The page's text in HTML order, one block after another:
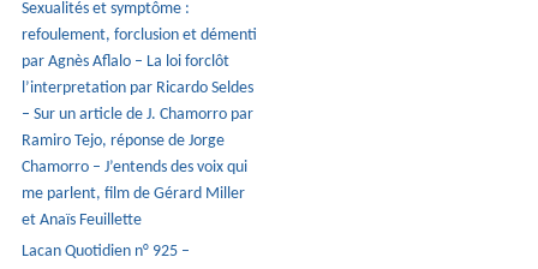
Sexualités et symptôme :
refoulement, forclusion et démenti
par Agnès Aflalo – La loi forclôt
l’interpretation par Ricardo Seldes
– Sur un article de J. Chamorro par
Ramiro Tejo, réponse de Jorge
Chamorro – J’entends des voix qui
me parlent, film de Gérard Miller
et Anaïs Feuillette
Lacan Quotidien n° 925 –